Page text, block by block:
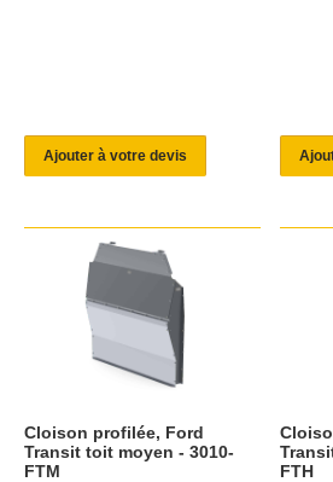
Ajouter à votre devis
Cloison profilée, Ford
Transit toit moyen - 3010-
FTM
FTH